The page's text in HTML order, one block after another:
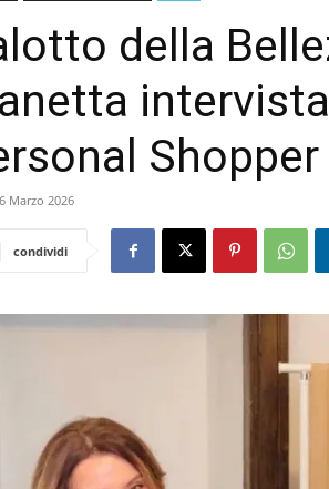
della
Shopper
Marzo 2026
condividi